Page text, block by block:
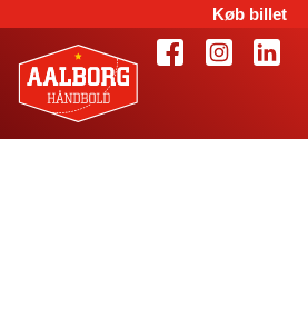
Køb billet